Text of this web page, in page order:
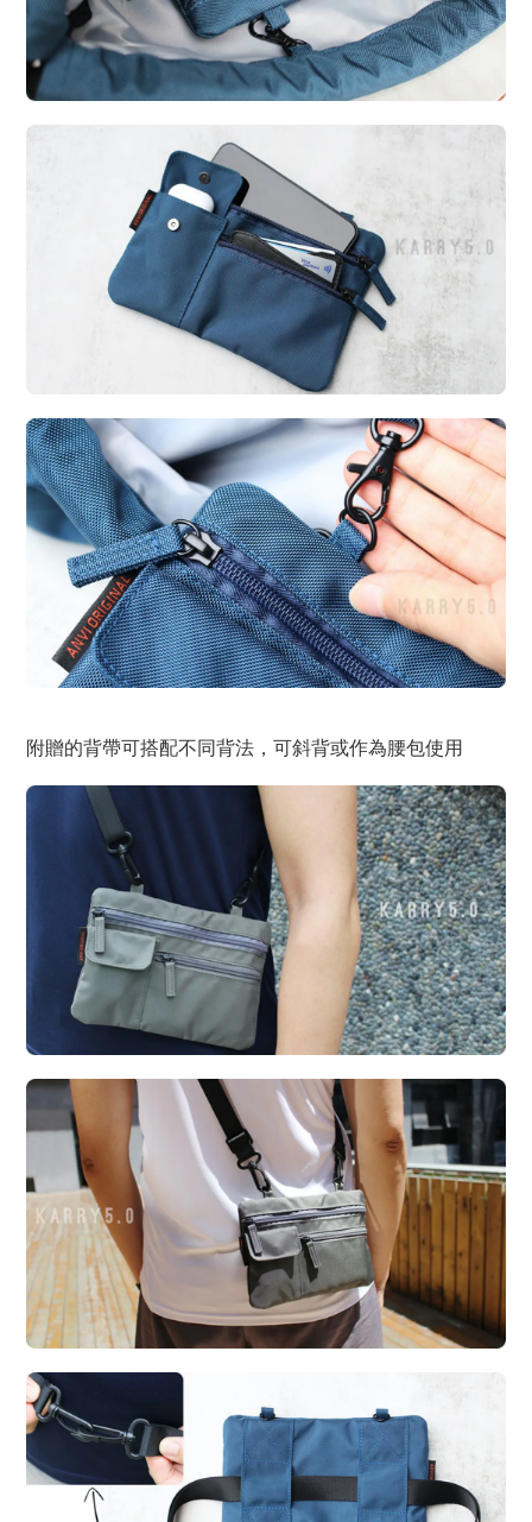
附贈的背帶可搭配不同背法，可斜背或作為腰包使用